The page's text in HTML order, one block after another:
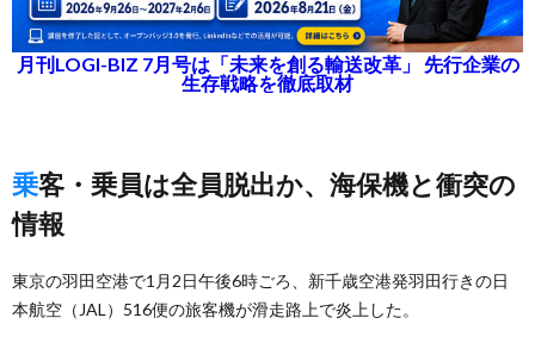
月刊LOGI-BIZ 7月号は「未来を創る輸送改革」 先行企業の
生存戦略を徹底取材
乗客・乗員は全員脱出か、海保機と衝突の
情報
東京の羽田空港で1月2日午後6時ごろ、新千歳空港発羽田行きの日
本航空（JAL）516便の旅客機が滑走路上で炎上した。